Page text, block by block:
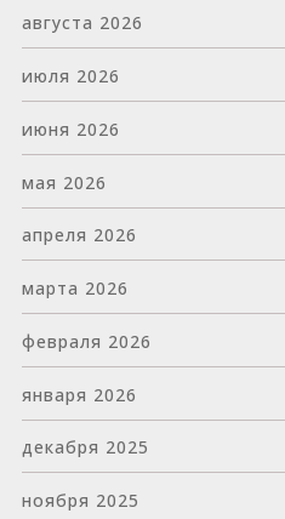
августа 2026
июля 2026
июня 2026
мая 2026
апреля 2026
марта 2026
февраля 2026
января 2026
декабря 2025
ноября 2025